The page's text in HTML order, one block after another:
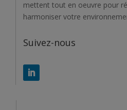
mettent tout en oeuvre pour
harmoniser votre
Suivez-nous